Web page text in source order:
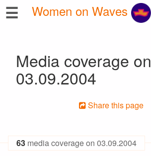
☰
Media coverage on
03.09.2004
Share this page
63 media coverage on 03.09.2004